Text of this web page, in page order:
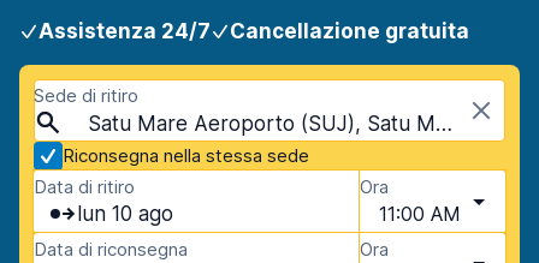
Assistenza 24/7 Cancellazione gratuita
Sede di ritiro
Satu Mare Aeroporto (SUJ), Satu Mare, Romania
Riconsegna nella stessa sede
Data di ritiro
lun 10 ago
Ora
11:00 AM
Data di riconsegna Ora